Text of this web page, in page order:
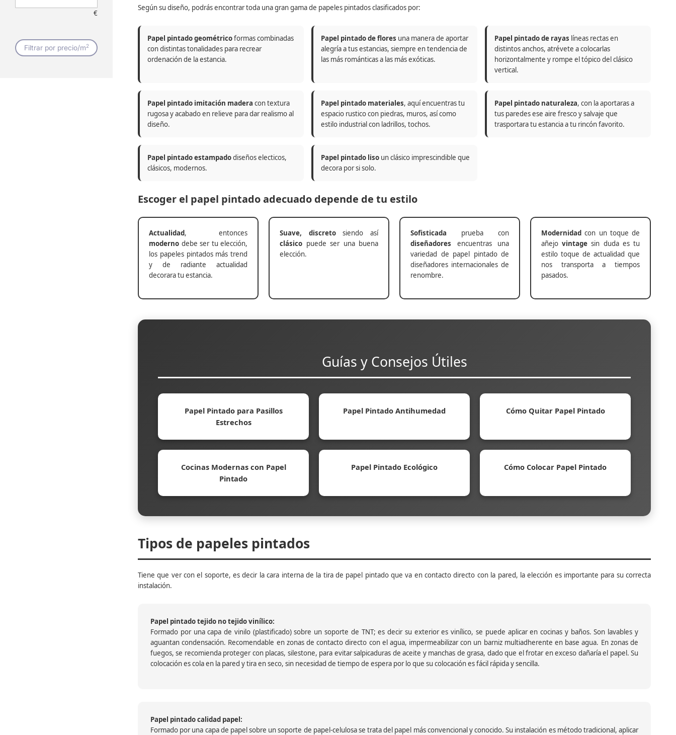
Según su diseño, podrás encontrar toda una gran gama de papeles pintados clasificados por:
Papel pintado geométricoformas combinadas
con distintas tonalidades para recrear
ordenación de la estancia.
Papel pintado de flores una manera de aportar
alegría a tus estancias, siempre en tendencia de
las más románticas a las más exóticas.
Papel pintado de rayas líneas rectas en
distintos anchos, atrévete a colocarlas
horizontalmente y rompe el tópico del clásico
vertical.
Papel pintado imitación madera con textura
rugosa y acabado en relieve para dar realismo al
diseño.
Papel pintado materiales, aquí encuentras tu
espacio rustico con piedras, muros, así como
estilo industrial con ladrillos, tochos.
Papel pintado naturaleza, con la aportaras a
tus paredes ese aire fresco y salvaje que
trasportara tu estancia a tu rincón favorito.
Papel pintado estampadodiseños electicos,
clásicos, modernos.
Papel pintado liso un clásico imprescindible que
decora por si solo.
Escoger el papel pintado adecuado depende de tu estilo
Actualidad, entonces
moderno debe ser tu elección,
los papeles pintados más trend
y de radiante actualidad
decorara tu estancia.
Suave, discretosiendo así
clásico puede ser una buena
elección.
Sofisticada prueba con
diseñadores encuentras una
variedad de papel pintado de
diseñadores internacionales de
renombre.
Modernidad con un toque de
añejovintage sin duda es tu
estilo toque de actualidad que
nos transporta a tiempos
pasados.
Guías y Consejos Útiles
Papel Pintado para Pasillos
Estrechos
Papel Pintado Antihumedad Cómo Quitar Papel Pintado
Cocinas Modernas con Papel
Pintado
Papel Pintado Ecológico Cómo Colocar Papel Pintado
Tipos de papeles pintados
Tiene que ver con el soporte, es decir la cara interna de la tira de papel pintado que va en contacto directo con la pared, la elección es importante para su correcta
instalación.
Papel pintado tejido no tejido vinílico:
Formado por una capa de vinilo (plastificado) sobre un soporte de TNT; es decir su exterior es vinílico, se puede aplicar en cocinas y baños. Son lavables y
aguantan condensación. Recomendable en zonas de contacto directo con el agua, impermeabilizar con un barniz multiadherente en base agua. En zonas de
fuegos, se recomienda proteger con placas, silestone, para evitar salpicaduras de aceite y manchas de grasa, dado que el frotar en exceso dañaría el papel. Su
colocación es cola en la pared y tira en seco, sin necesidad de tiempo de espera por lo que su colocación es fácil rápida y sencilla.
Papel pintado calidad papel:
Formado por una capa de papel sobre un soporte de papel-celulosa se trata del papel más convencional y conocido. Su instalación es método tradicional, aplicar
€
Filtrar por precio/m2